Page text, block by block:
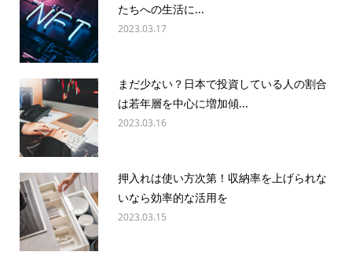
たちへの生活に...
2023.03.17
まだ少ない？日本で投資している人の割合
は若年層を中心に増加傾...
2023.03.16
押入れは使い方次第！収納率を上げられな
いなら効率的な活用を
2023.03.15